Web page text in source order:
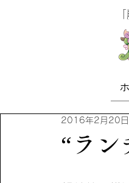
“ラン
2016年2月20日